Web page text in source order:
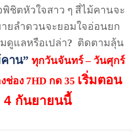
ชิตหัวใจสาว ๆ สี่ไม้คานจะ
ายลำดวนจะยอมใจอ่อนยก
ดูแลหรือเปล่า? ติดตามลุ้น
าน” ทุกวันจันทร์ – วันศุกร์
ช่อง 7HD กด 35 เริ่มตอน
กันยายนนี้